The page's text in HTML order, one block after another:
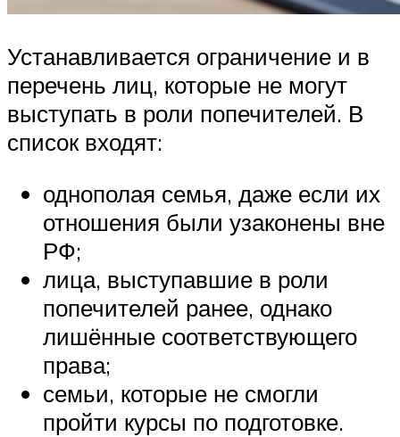
Устанавливается ограничение и в
перечень лиц, которые не могут
выступать в роли попечителей. В
список входят:
однополая семья, даже если их
отношения были узаконены вне
РФ;
лица, выступавшие в роли
попечителей ранее, однако
лишённые соответствующего
права;
семьи, которые не смогли
пройти курсы по подготовке.